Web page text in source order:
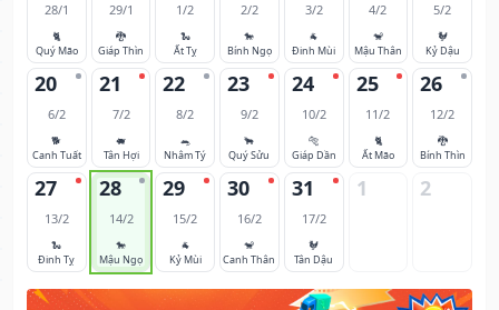
28/1
🐈
Quý Mão
29/1
🐉
Giáp Thìn
1/2
🐍
Ất Tỵ
2/2
🐎
Bính Ngọ
3/2
🐐
Đinh Mùi
4/2
🐒
Mậu Thân
5/2
🐓
Kỷ Dậu
20
6/2
🐕
Canh Tuất
21
7/2
🐖
Tân Hợi
22
8/2
🐀
Nhâm Tý
23
9/2
🐂
Quý Sửu
24
10/2
🐅
Giáp Dần
25
11/2
🐈
Ất Mão
26
12/2
🐉
Bính Thìn
27
13/2
🐍
Đinh Tỵ
28
14/2
🐎
Mậu Ngọ
29
15/2
🐐
Kỷ Mùi
30
16/2
🐒
Canh Thân
31
17/2
🐓
Tân Dậu
1 2